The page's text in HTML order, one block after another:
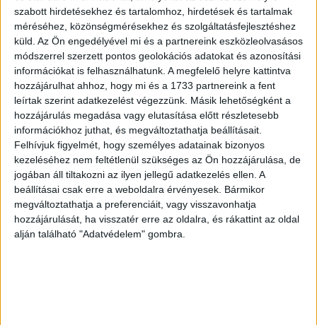
szabott hirdetésekhez és tartalomhoz, hirdetések és tartalmak
méréséhez, közönségmérésekhez és szolgáltatásfejlesztéshez
küld. Az Ön engedélyével mi és a partnereink eszközleolvasásos
módszerrel szerzett pontos geolokációs adatokat és azonosítási
információkat is felhasználhatunk. A megfelelő helyre kattintva
hozzájárulhat ahhoz, hogy mi és a 1733 partnereink a fent
leírtak szerint adatkezelést végezzünk. Másik lehetőségként a
hozzájárulás megadása vagy elutasítása előtt részletesebb
információkhoz juthat, és megváltoztathatja beállításait.
Felhívjuk figyelmét, hogy személyes adatainak bizonyos
kezeléséhez nem feltétlenül szükséges az Ön hozzájárulása, de
jogában áll tiltakozni az ilyen jellegű adatkezelés ellen. A
beállításai csak erre a weboldalra érvényesek. Bármikor
megváltoztathatja a preferenciáit, vagy visszavonhatja
hozzájárulását, ha visszatér erre az oldalra, és rákattint az oldal
alján található "Adatvédelem" gombra.
segíthetik azokat a magyar kisvállalkozókat, akiknek
működése az önkéntes karanténnal és nyitvatartási
korlátozásokkal szinte ellehetetlenül.
A keresletet és a kínálatot összekötve a #vegyélhazait
Facebook-csoport lehetőséget teremt az alkotók és
kisvállalkozások számára, hogy széles körhöz juttassák
el azokat a megoldásokat, melyeket a válság kezelésére
vezettek be, legyen szó virtuális boltbejárásról, jövőben
levásárolható utalványokról, vagy akár akciókról. Ezenkívül
platformot biztosít ahhoz, hogy a legfrissebb
információkat egy helyen gyűjtve tájékoztassa az InStyle
márkához hasonlóan elkötelezett érdeklődőket.
Online cikksorozat formájában a hazai márkák és a